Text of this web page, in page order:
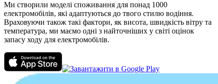
Ми створили моделі споживання для понад 1000
електромобілів, які адаптуються до твого стилю водіння.
Враховуючи також такі фактори, як висота, швидкість вітру та
температура, ми маємо одні з найточніших у світі оцінок
запасу ходу для електромобілів.